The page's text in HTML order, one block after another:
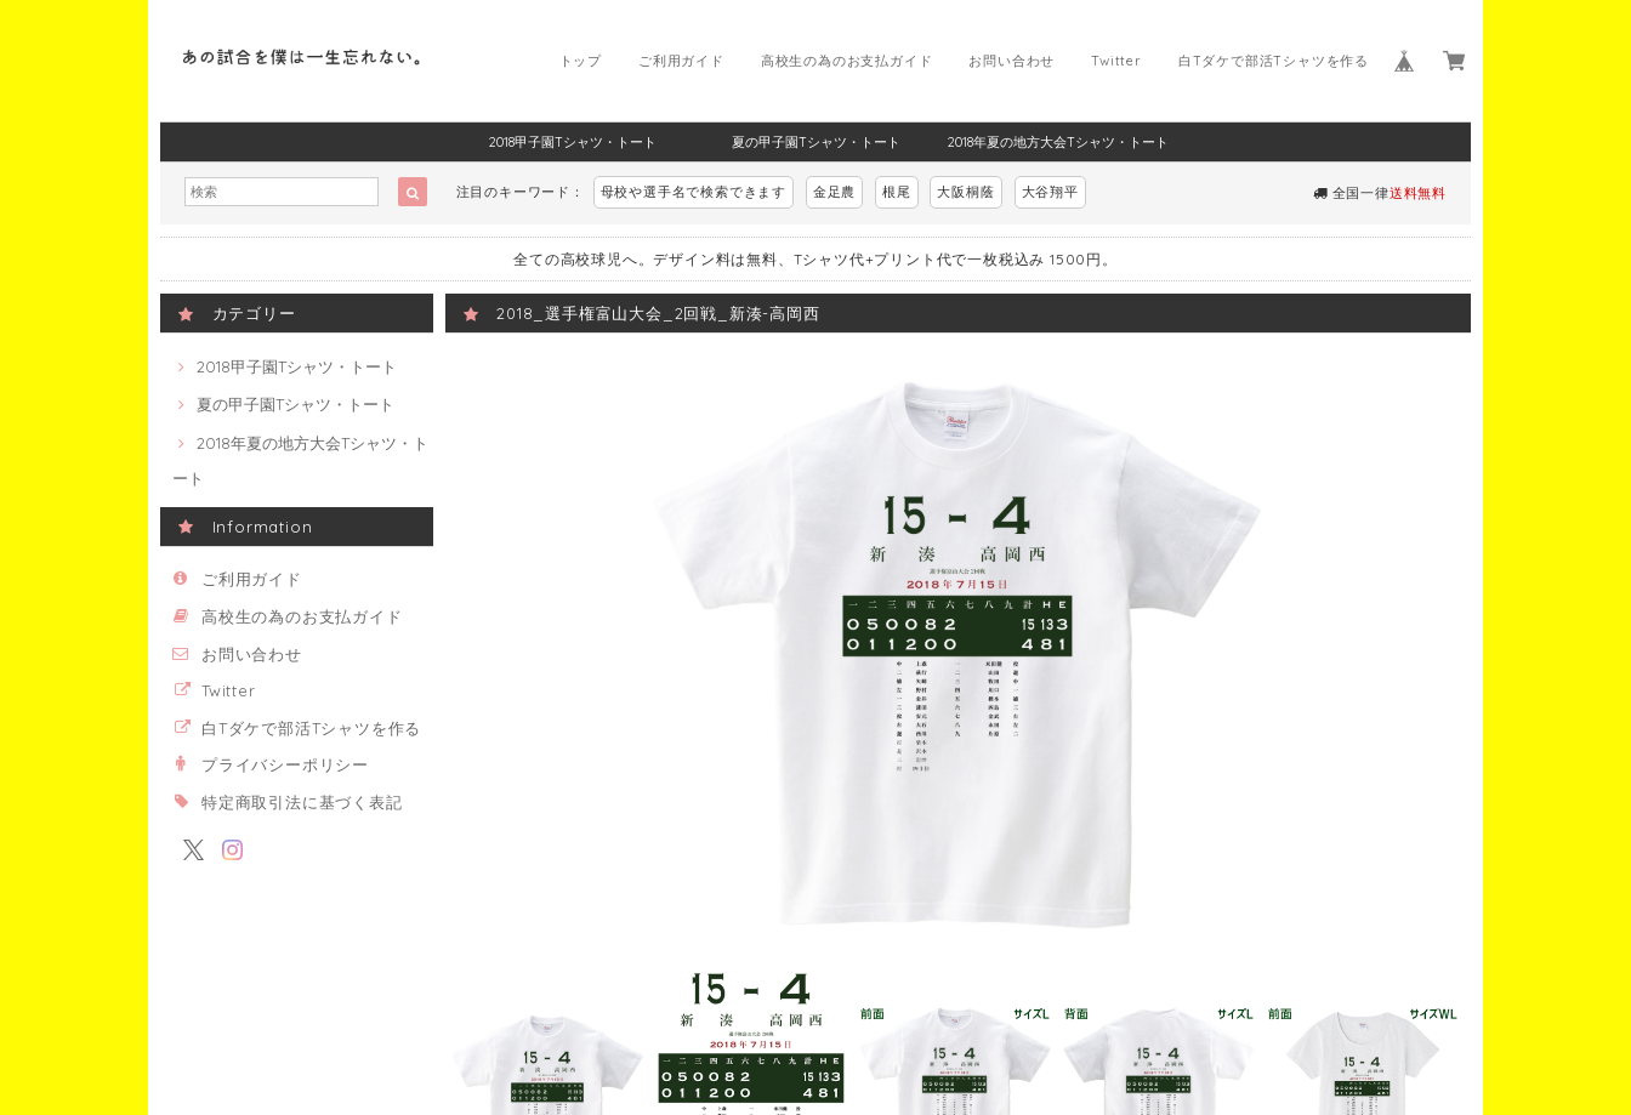
白Tダケで部活Tシャツを作る
Twitter
お問い合わせ
高校生の為のお支払ガイド
ご利用ガイド
トップ
2018甲子園Tシャツ・トート 夏の甲子園Tシャツ・トート 2018年夏の地方大会Tシャツ・トート
注目のキーワード： 母校や選手名で検索できます 金足農 根尾 大阪桐蔭 大谷翔平 全国一律送料無料
全ての高校球児へ。デザイン料は無料、Tシャツ代+プリント代で一枚税込み 1500円。
カテゴリー
2018甲子園Tシャツ・トート
夏の甲子園Tシャツ・トート
2018年夏の地方大会Tシャツ・ト
ート
Information
ご利用ガイド
高校生の為のお支払ガイド
お問い合わせ
Twitter
白Tダケで部活Tシャツを作る
プライバシーポリシー
特定商取引法に基づく表記
2018_選手権富山大会_2回戦_新湊-高岡西